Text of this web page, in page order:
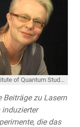
© Institute of Quantum Studes and Engineering, TAMU
Beiträge zu Lasern
die das